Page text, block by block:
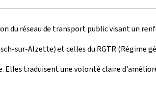
du réseau de transport public visant un
sur-Alzette) et celles du RGTR (Régime
Elles traduisent une volonté claire